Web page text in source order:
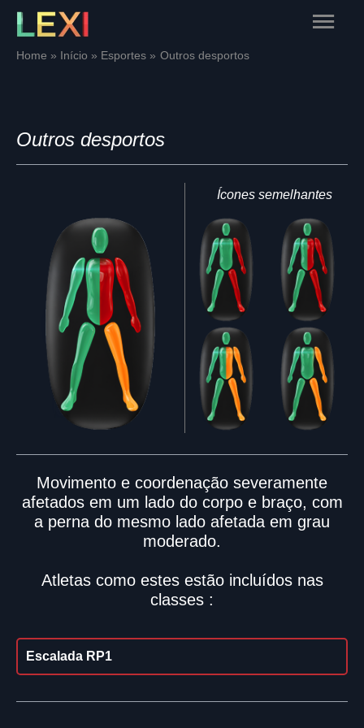
Skip
content
Main
Home Início Esportes Outros desportos
Outros desportos
Ícones semelhantes
Movimento e coordenação severamente
afetados em um lado do corpo e braço, com
a perna do mesmo lado afetada em grau
moderado.
Atletas como estes estão incluídos nas
classes :
Escalada RP1